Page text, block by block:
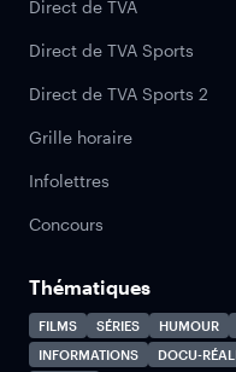
Direct de TVA
Direct de TVA Sports
Direct de TVA Sports 2
Grille horaire
Infolettres
Concours
Thématiques
FILMS SÉRIES HUMOUR
INFORMATIONS
DOCU-